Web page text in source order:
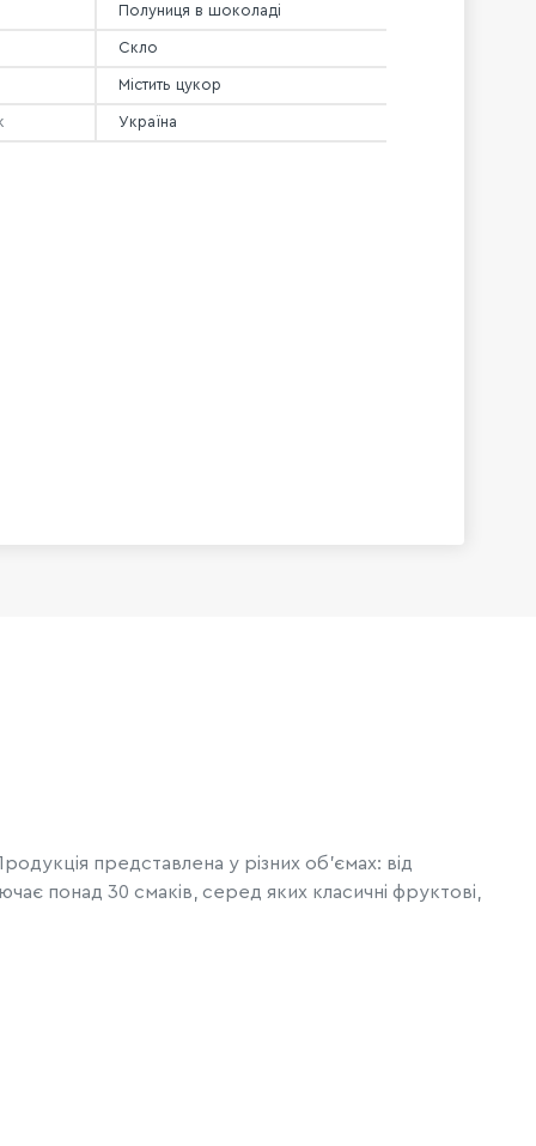
Полуниця в шоколаді
Скло
Містить цукор
Україна
представлена у різних об’ємах: від
понад 30 смаків, серед яких класичні фруктові,